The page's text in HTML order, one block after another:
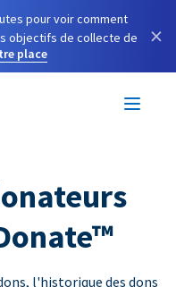
pour voir comment
objectifs de collecte de
place
×
l'historique des dons